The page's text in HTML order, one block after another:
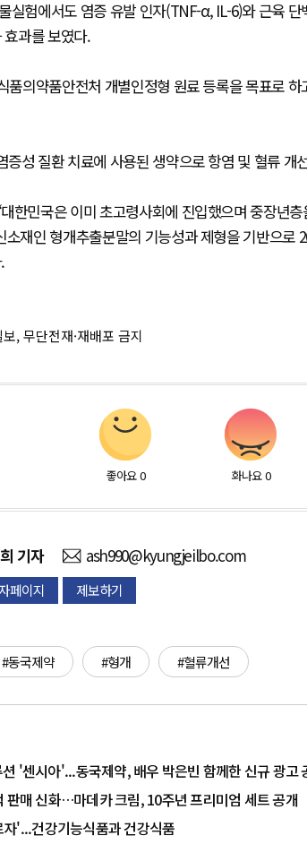
실험에서도 염증 유발 인자(TNF-α, IL-6)와 근육
과를 보였다.
품의약품안전처 개별인정형 원료 등록을 목표로
증성 질환 치료에 사용된 생약으로 항염 및 혈류 개
한민국은 이미 초고령사회에 진입했으며 중장년
소재인 형개추출분말의 기능성과 제형을 기반으로
, 무단전재·재배포 금지
좋아요 0 화나요 0
기자 ash990@kyungjeilbo.com
페이지 제보하기
#동국제약 #형개 #혈류개선
'센시아'...동국제약, 배우 박은빈 함께한 신규 광고
판매 신화…마데카 크림, 10주년 프리미엄 세트 공개
'...건강기능식품과 건강식품